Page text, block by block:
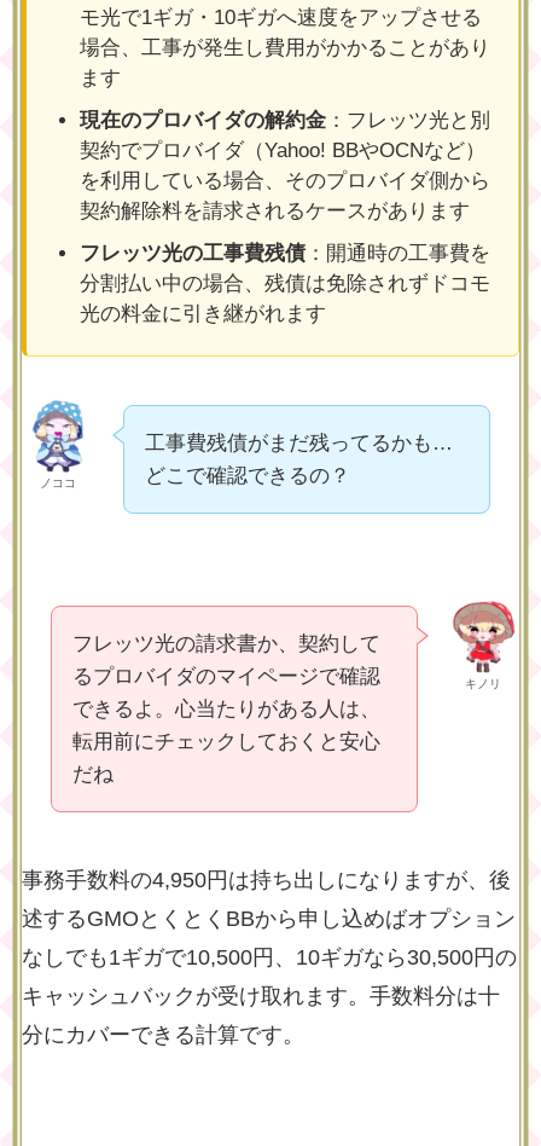
モ光で1ギガ・10ギガへ速度をアップさせる
場合、工事が発生し費用がかかることがあり
ます
現在のプロバイダの解約金 ：フレッツ光と別
契約でプロバイダ（Yahoo! BBやOCNなど）
を利用している場合、そのプロバイダ側から
契約解除料を請求されるケースがあります
フレッツ光の工事費残債 ：開通時の工事費を
分割払い中の場合、残債は免除されずドコモ
光の料金に引き継がれます
ノココ
工事費残債がまだ残ってるかも…
どこで確認できるの？
キノリ
フレッツ光の請求書か、契約して
るプロバイダのマイページで確認
できるよ。心当たりがある人は、
転用前にチェックしておくと安心
だね
事務手数料の4,950円は持ち出しになりますが、後
述するGMOとくとくBBから申し込めばオプション
なしでも1ギガで10,500円、10ギガなら30,500円の
キャッシュバックが受け取れます。手数料分は十
分にカバーできる計算です。